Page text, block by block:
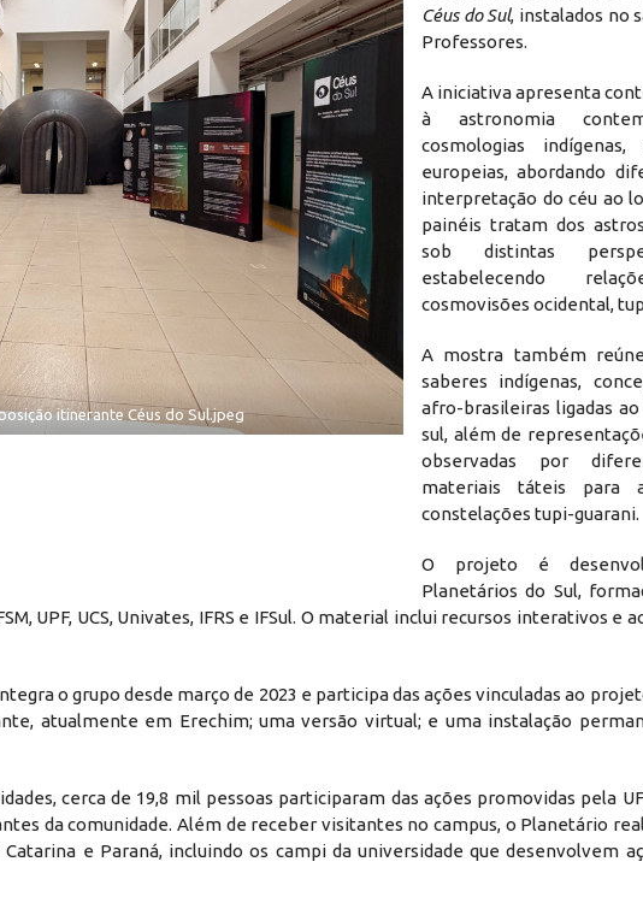
itinerante Céus do Sul.jpeg
Céus do Sul, instalados no
Professores.
A iniciativa apresenta
à astronomia
cosmologias
europeias, abordando
interpretação do céu ao
painéis tratam dos
sob distintas
estabelecendo
cosmovisões ocidental,
A mostra também
saberes indígenas,
afro-brasileiras ligadas
sul, além de
observadas por
materiais táteis para
constelações tupi-guarani.
O projeto é
Planetários do Sul,
UPF, UCS, Univates, IFRS e IFSul. O material inclui recursos interativos e
o grupo desde março de 2023 e participa das ações vinculadas ao
atualmente em Erechim; uma versão virtual; e uma instalação
cerca de 19,8 mil pessoas participaram das ações promovidas pela
da comunidade. Além de receber visitantes no campus, o Planetário
e Paraná, incluindo os campi da universidade que desenvolvem